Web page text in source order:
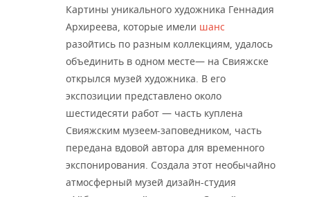
Картины уникального художника Геннадия
Архиреева, которые имели шанс
разойтись по разным коллекциям, удалось
объединить в одном месте— на Свияжске
открылся музей художника. В его
экспозиции представлено около
шестидесяти работ — часть куплена
Свияжским музеем-заповедником, часть
передана вдовой автора для временного
экспонирования. Создала этот необычайно
атмосферный музей дизайн-студия